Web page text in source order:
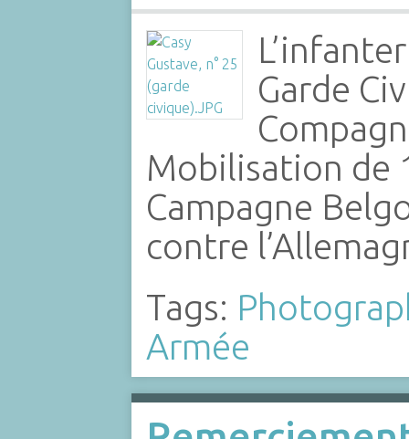
Garde
Mobilisation de
Campagne
contre
Tags:
Armée